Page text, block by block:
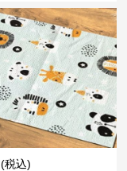
(税込)